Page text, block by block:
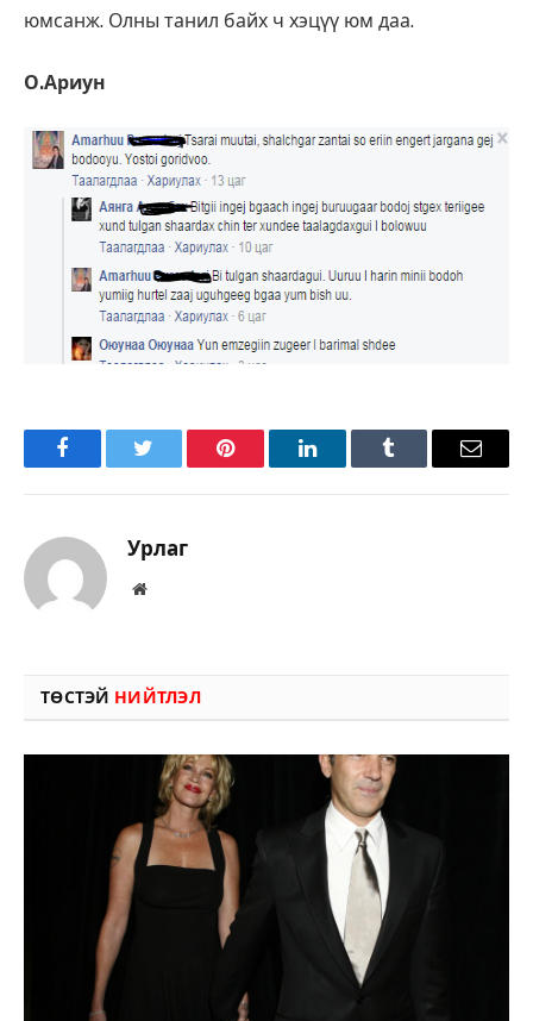
юмсанж. Олны танил байх ч хэцүү юм даа.
О.Ариун
FacebookTwitter Pinterest LinkedInTumblr Имэйл
Урлаг
Вэбсайт
ТӨСТЭЙ НИЙТЛЭЛ